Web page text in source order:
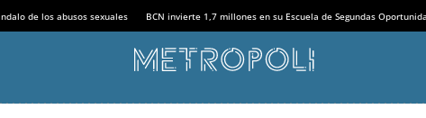
de los abusos sexuales BCN invierte 1,7 millones en su Escuela de Segundas